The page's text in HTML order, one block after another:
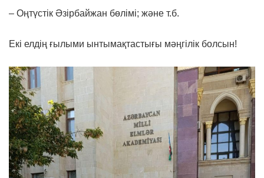
– Оңтүстік Әзірбайжан бөлімі; және т.б.
Екі елдің ғылыми ынтымақтастығы мәңгілік болсын!